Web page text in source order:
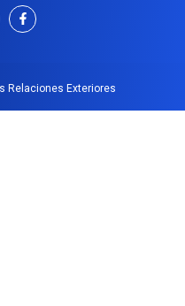
Relaciones Exteriores